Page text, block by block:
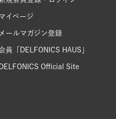
イページ
メールマガジン登録
員「DELFONICS HAUS」
DELFONICS Official Site